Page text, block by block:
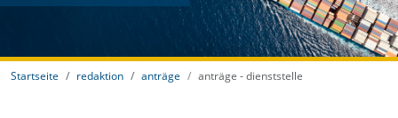
Startseite redaktion anträge anträge - dienststelle